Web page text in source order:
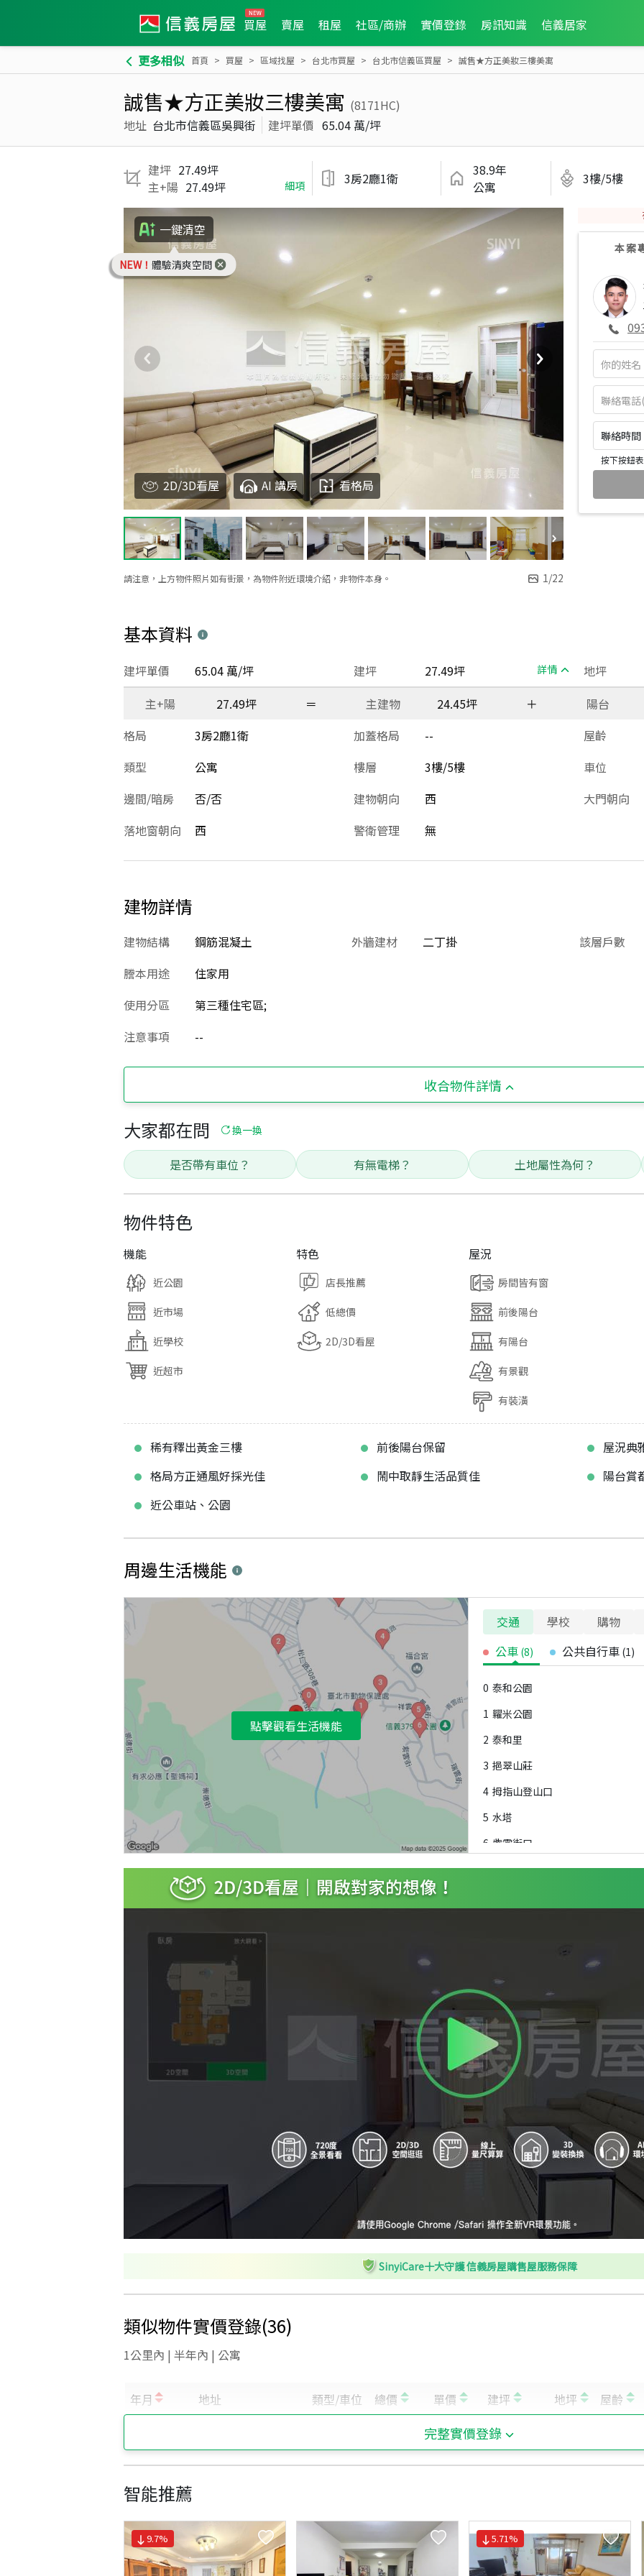
買屋 賣屋 租屋 社區/商辦 實價登錄 房訊知識 信義居家
更多相似 首頁 買屋 區域找屋 台北市買屋 台北市信義區買屋 誠售★方正美妝三樓美寓
誠售★方正美妝三樓美寓 (8171HC)
地址 台北市信義區吳興街 建坪單價 65.04 萬/坪
建坪 27.49坪
主+陽 27.49坪 細項 3房2廳1衛
38.9年
公寓
3樓/5樓
一鍵清空
NEW！ 體驗清爽空間
請注意，上方物件照片如有街景，為物件附近環境介紹，非物件本身。 1/22
2D/3D看屋 AI 講房 看格局
本案
聯絡時
按下按鈕
基本資料
建坪 27.49坪 詳情
建坪單價 65.04 萬/坪 地坪
主+陽
27.49坪 ＝ 主建物 24.45坪 ＋ 陽台
格局
3房2廳1衛 加蓋格局 -- 屋齡
類型
公寓 樓層 3樓/5樓 車位
邊間/暗房
否/否 建物朝向 西 大門朝向
落地窗朝向
西 警衛管理 無
建物詳情
建物結構 鋼筋混凝土 外牆建材 二丁掛 該層戶數
謄本用途
住家用
使用分區
第三種住宅區;
注意事項
--
收合物件詳情
大家都在問 換一換
是否帶有車位？ 有無電梯？ 土地屬性為何？
物件特色
機能
近公園
近市場
近學校
近超市
特色
店長推薦
低總價
2D/3D看屋
屋況
房間皆有窗
前後陽台
有陽台
有景觀
有裝潢
稀有釋出黃金三樓 前後陽台保留
屋況典
格局方正通風好採光佳
鬧中取靜生活品質佳
陽台賞
近公車站、公園
周邊生活機能
點擊觀看生活機能
交通 學校 購物
公車 (8) 公共自行車 (1)
0 泰和公園
1 糶米公園
2 泰和里
3 挹翠山莊
4 拇指山登山口
5 水塔
6 紫雲街口
7 聯勤技術訓練中心
SinyiCare十大守護 信義房屋購售屋服務保障
類似物件實價登錄(36)
1公里內 | 半年內 | 公寓
完整實價登錄
智能推薦
9.7% 5.71%